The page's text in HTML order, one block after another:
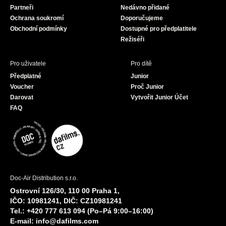
Partneři
Ochrana soukromí
Obchodní podmínky
Nedávno přidané
Doporučujeme
Dostupné pro předplatitele
Režiséři
Pro uživatele
Předplatné
Voucher
Darovat
FAQ
Pro dítě
Junior
Proč Junior
Vytvořit Junior Účet
Doc-Air Distribution s.r.o.
Ostrovní 126/30, 110 00 Praha 1,
IČO: 10981241, DIČ: CZ10981241
Tel.: +420 777 613 094 (Po–Pá 9:00–16:00)
E-mail: info@dafilms.com